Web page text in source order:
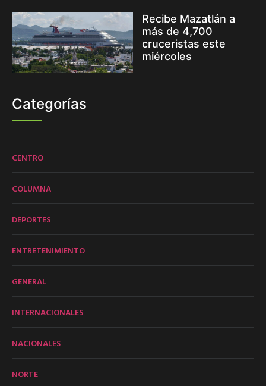
Recibe Mazatlán a
más de 4,700
cruceristas este
miércoles
Categorías
CENTRO
COLUMNA
DEPORTES
ENTRETENIMIENTO
GENERAL
INTERNACIONALES
NACIONALES
NORTE